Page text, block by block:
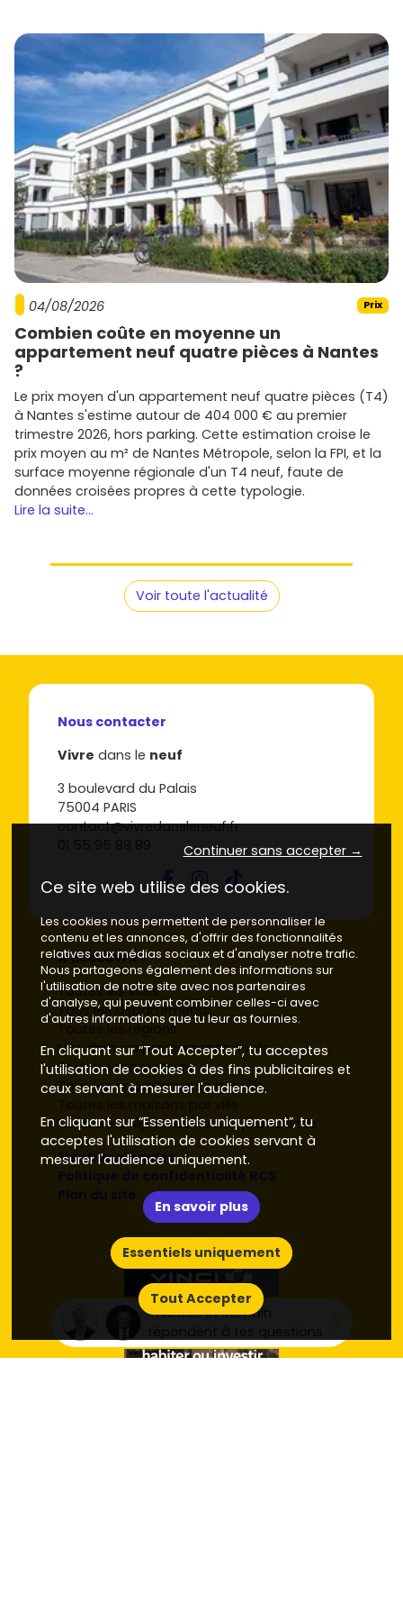
04/08/2026 Prix
Combien coûte en moyenne un
appartement neuf quatre pièces à Nantes
?
Le prix moyen d'un appartement neuf quatre pièces (T4)
à Nantes s'estime autour de 404 000 € au premier
trimestre 2026, hors parking. Cette estimation croise le
prix moyen au m² de Nantes Métropole, selon la FPI, et la
surface moyenne régionale d'un T4 neuf, faute de
données croisées propres à cette typologie.
Lire la suite...
Voir toute l'actualité
Thibault et Romain
Nous contacter
Vivre dans le neuf
3 boulevard du Palais
75004 PARIS
contact@vivredansleneuf.fr
À découvrir
Toutes les villes
Tous les départements
Toutes les régions
Nos derniers programmes neufs
Tous les promoteurs
Tous les appartements par ville
Toutes les réponses de nos journalistes
Mentions légales
Continuer sans accepter →
Ce site web utilise des cookies.
Les cookies nous permettent de personnaliser le
contenu et les annonces, d'offrir des fonctionnalités
relatives aux médias sociaux et d'analyser notre trafic.
Nous partageons également des informations sur
l'utilisation de notre site avec nos partenaires
d'analyse, qui peuvent combiner celles-ci avec
d'autres informations que tu leur as fournies.
En cliquant sur “Tout Accepter”, tu acceptes
l'utilisation de cookies à des fins publicitaires et
ceux servant à mesurer l'audience.
En cliquant sur “Essentiels uniquement”, tu
acceptes l'utilisation de cookies servant à
mesurer l'audience uniquement.
En savoir plus
Essentiels uniquement
Tout Accepter